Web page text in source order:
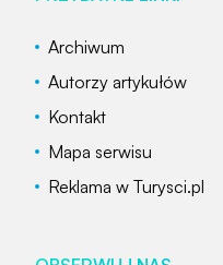
Archiwum
Autorzy artykułów
Kontakt
Mapa serwisu
Reklama w Turysci.pl